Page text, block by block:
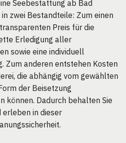
Seebestattung ab Bad
zwei Bestandteile: Zum einen
Preis für die
Erledigung aller
sowie eine individuell
Zum anderen entstehen Kosten
die abhängig vom gewählten
der Beisetzung
können. Dadurch behalten Sie
in dieser